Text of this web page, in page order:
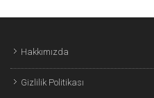
Hakkımızda
Gizlilik Politikası